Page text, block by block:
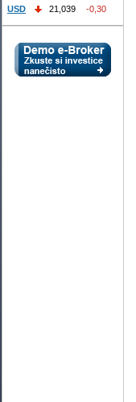
USD
21,039 -0,30